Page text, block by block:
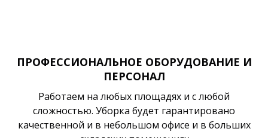
ПРОФЕССИОНАЛЬНОЕ ОБОРУДОВАНИЕ И
ПЕРСОНАЛ
Работаем на любых площадях и с любой
сложностью. Уборка будет гарантировано
качественной и в небольшом офисе и в больших